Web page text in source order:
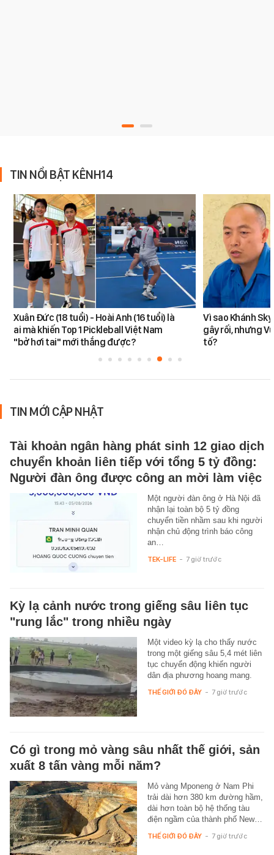
TIN NỔI BẬT KÊNH14
Xuân Đức (18 tuổi) - Hoài Anh (16 tuổi) là
ai mà khiến Top 1 Pickleball Việt Nam
"bở hơi tai" mới thắng được?
Vì sao Khánh
gây rối, nhưng
tố?
TIN MỚI CẬP NHẬT
Tài khoản ngân hàng phát sinh 12 giao dịch
chuyển khoản liên tiếp với tổng 5 tỷ đồng:
Người đàn ông được công an mời làm việc
Một người đàn ông ở Hà Nội đã
nhận lại toàn bộ 5 tỷ đồng
chuyển tiền nhầm sau khi người
nhận chủ động trình báo công
an…
TEK-LIFE - 7 giờ trước
Kỳ lạ cảnh nước trong giếng sâu liên tục
"rung lắc" trong nhiều ngày
Một video kỳ lạ cho thấy nước
trong một giếng sâu 5,4 mét liên
tục chuyển động khiến người
dân địa phương hoang mang.
THẾ GIỚI ĐÓ ĐÂY - 7 giờ trước
Có gì trong mỏ vàng sâu nhất thế giới, sản
xuất 8 tấn vàng mỗi năm?
Mỏ vàng Mponeng ở Nam Phi
trải dài hơn 380 km đường hầm,
dài hơn toàn bộ hệ thống tàu
điện ngầm của thành phố New…
THẾ GIỚI ĐÓ ĐÂY - 7 giờ trước